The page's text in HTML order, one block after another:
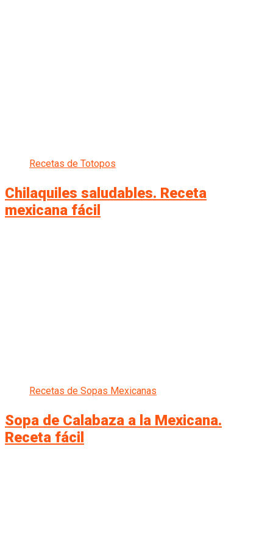
Recetas de Totopos
Chilaquiles saludables. Receta
mexicana fácil
Recetas de Sopas Mexicanas
Sopa de Calabaza a la Mexicana.
Receta fácil